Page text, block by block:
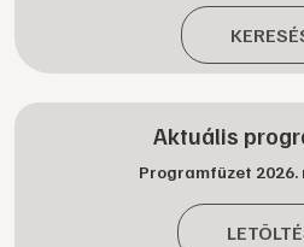
Aktuális
Programfüzet 2026.